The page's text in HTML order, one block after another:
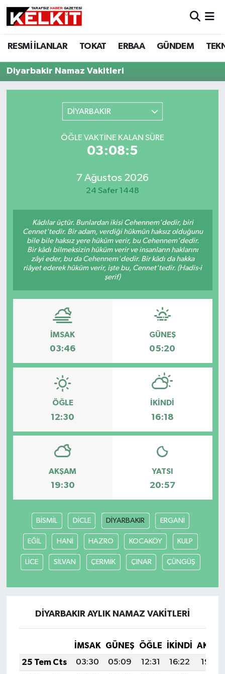
RESMİ İLANLAR TOKAT ERBAA GÜNDEM
Diyarbakir Namaz Vakitleri
DİYARBAKIR
ÖĞLE VAKTINE KALAN SÜRE
03:08:5
7 Ağustos 2026
24 Safer 1448
Kâdılar üçtür. Bunlardan ikisi Cehennem'dedir, biri
Cennet'tedir. Bir adam, verdiği hükmün haksız olduğunu
bile bile haksız yere hüküm verir, bu Cehennem'dedir.
Bir kâdı bilmeksizin hüküm verir ve insanların haklarını
zâyi eder, bu da Cehennem'dedir. Bir kâdı da hakka
riâyet ederek hüküm verir, işte bu, Cennet'tedir. (Hadis-i
şerif)
İMSAK
03:46
GÜNEŞ
05:20
ÖĞLE
12:30
İKINDI
16:18
AKŞAM
19:30
YATSI
20:57
BİSMİL DİCLE DİYARBAKIR ERGANİ
EĞİL HANİ HAZRO KOCAKÖY KULP
LİCE SİLVAN ÇERMİK ÇINAR ÇÜNGÜŞ
DİYARBAKIR AYLIK NAMAZ VAKITLERI
İMSAK GÜNEŞ ÖĞLE İKINDI
25 Tem Cts
03:30 05:09 12:31 16:22
19:42